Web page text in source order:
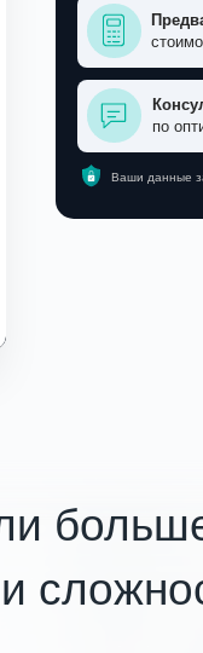
Ваши данные
по